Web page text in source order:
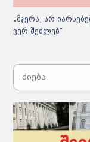
„მჯერა, არ
ვერ შეძლებ“